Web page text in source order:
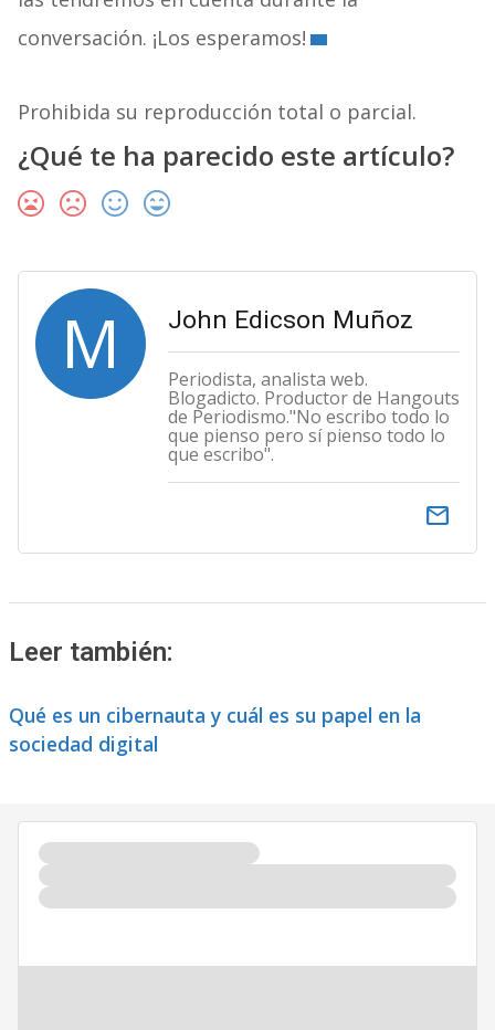
conversación. ¡Los esperamos!
Prohibida su reproducción total o parcial.
¿Qué te ha parecido este artículo?
M John Edicson Muñoz
Periodista, analista web.
Blogadicto. Productor de Hangouts
de Periodismo."No escribo todo lo
que pienso pero sí pienso todo lo
que escribo".
email
Leer también:
Qué es un cibernauta y cuál es su papel en la
sociedad digital